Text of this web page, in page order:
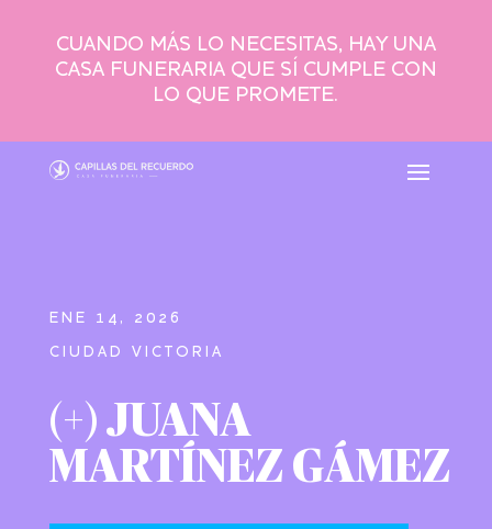
CUANDO MÁS LO NECESITAS, HAY UNA
CASA FUNERARIA QUE SÍ CUMPLE CON
LO QUE PROMETE.
ENE 14, 2026
CIUDAD VICTORIA
(+) JUANA
MARTÍNEZ GÁMEZ